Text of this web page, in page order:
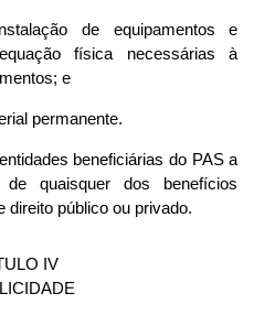
de equipamentos e
física necessárias à
e
permanente.
beneficiárias do PAS a
quaisquer dos benefícios
direito público ou privado.
IV